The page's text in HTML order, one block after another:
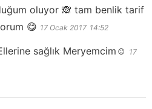
oluyor 🙈 tam benlik tarif
😋 17 Ocak 2017 14:52
sağlık Meryemcim☺️
17